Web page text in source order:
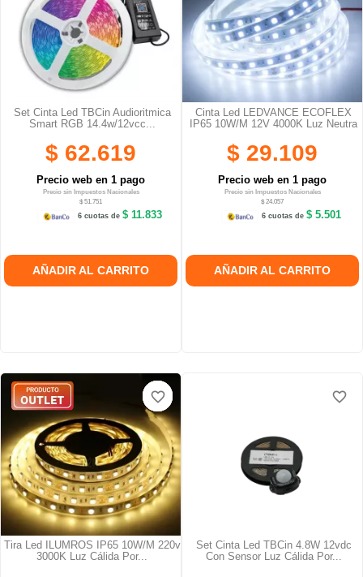
Set Cinta Led TBCin Audioritmica
Smart RGB 14.4w/12vcc...
$ 62.619
Precio web en 1 pago
Precio sin Impuestos Nacionales
$ 51.751
6 cuotas de $ 11.833
AÑADIR AL CARRITO
Cinta Led LEDVANCE ECOFLEX
IP65 10W/M 12V 4000K Luz Neutra
$ 29.109
Precio web en 1 pago
Precio sin Impuestos Nacionales
$ 24.057
6 cuotas de $ 5.501
AÑADIR AL CARRITO
Tira Led ILUMROS IP65 10W/m 220v
3000K Luz Cálida Por...
favorite_border
favorite_border
favorite_border
Set Cinta Led TBCin 4.8W 12vdc
Con Sensor Luz Cálida Por...
favorite_border
favorite_border
favorite_border